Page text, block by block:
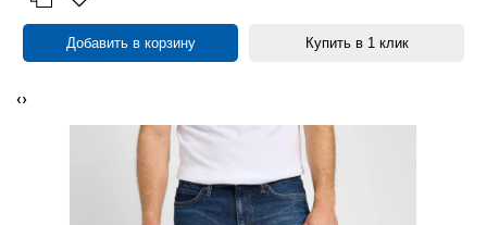
Добавить в корзину Купить в 1 клик
‹›